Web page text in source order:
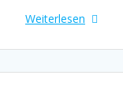
Weiterlesen